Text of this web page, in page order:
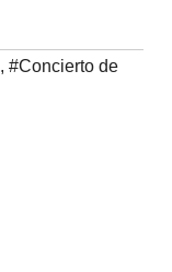
, #Concierto de